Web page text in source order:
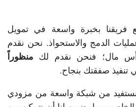
فريقنا بخبرة واسعة في تمويل
الدمج والاستحواذ. نحن نقدم
مال؛ فنحن نقدم لك منظوراً
صفقتك بنجاح.
من شبكة واسعة من مزودي